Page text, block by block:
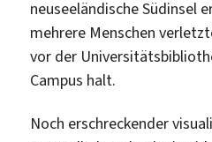
neuseeländische Südinsel
mehrere Menschen
vor der
Campus halt.
Noch erschreckender